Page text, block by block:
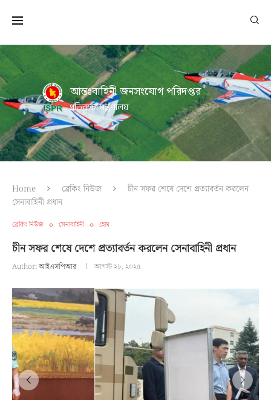
আন্তঃবাহিনী জনসংযোগ পরিদপ্তর
প্রতিরক্ষা মন্ত্রণালয়
Home ব্রেকিং নিউজ
চীন সফর শেষে দেশে প্রত্যাবর্তন করলেন
সেনাবাহিনী প্রধান
ব্রেকিং নিউজ সেনাবাহিনী হোম
চীন সফর শেষে দেশে প্রত্যাবর্তন করলেন সেনাবাহিনী প্রধান
Author:আইএসপিআর আগস্ট ২৮, ২০২৫